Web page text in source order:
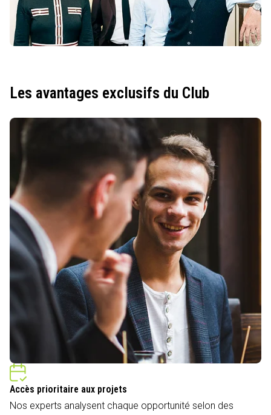
Les avantages exclusifs du Club
Accès prioritaire aux projets
Nos experts analysent chaque opportunité selon des